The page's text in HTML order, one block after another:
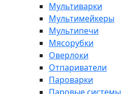
Мультиварки
Мультимейкеры
Мультипечи
Мясорубки
Оверлоки
Отпариватели
Пароварки